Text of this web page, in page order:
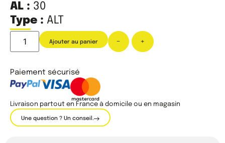
AL : 30
Type : ALT
- +
Ajouter au panier
Paiement sécurisé
Livraison partout en France à domicile ou en magasin
Une question ? Un conseil.